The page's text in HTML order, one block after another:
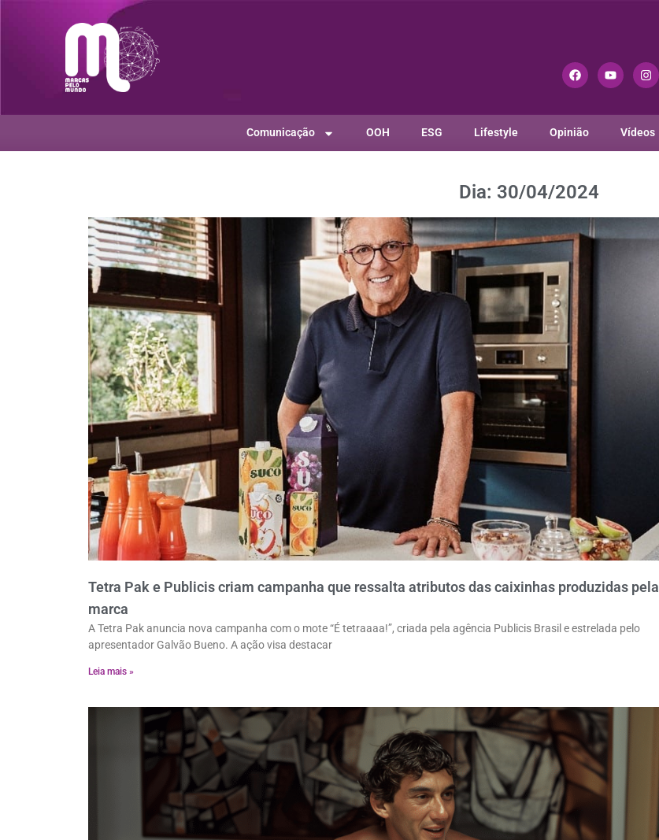
Comunicação OOH ESG Lifestyle Opinião Vídeos
Dia: 30/04/2024
Tetra Pak e Publicis criam campanha que ressalta atributos das caixinhas produzidas pela
marca
A Tetra Pak anuncia nova campanha com o mote “É tetraaaa!”, criada pela agência Publicis Brasil e estrelada pelo
apresentador Galvão Bueno. A ação visa destacar
Leia mais »